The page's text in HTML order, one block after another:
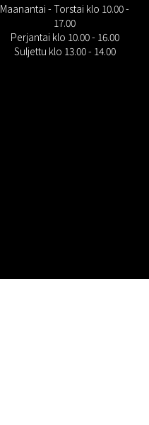
Maanantai - Torstai klo 10.00 -
17.00
Perjantai klo 10.00 - 16.00
Suljettu klo 13.00 - 14.00